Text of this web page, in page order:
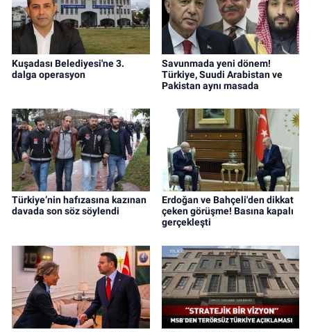
Kuşadası Belediyesi'ne 3.
dalga operasyon
Savunmada yeni dönem!
Türkiye, Suudi Arabistan ve
Pakistan aynı masada
Türkiye’nin hafızasına kazınan
davada son söz söylendi
Erdoğan ve Bahçeli'den dikkat
çeken görüşme! Basına kapalı
gerçekleşti